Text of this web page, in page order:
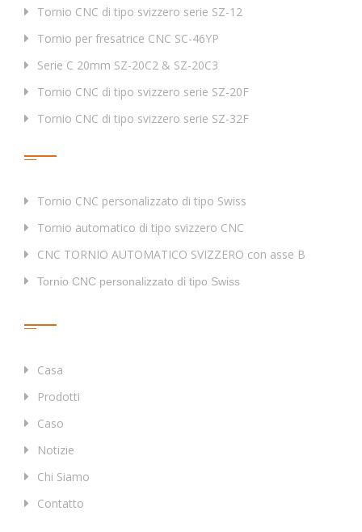
Tornio CNC di tipo svizzero serie SZ-12
Tornio per fresatrice CNC SC-46YP
Serie C 20mm SZ-20C2 & SZ-20C3
Tornio CNC di tipo svizzero serie SZ-20F
Tornio CNC di tipo svizzero serie SZ-32F
Tornio CNC personalizzato di tipo Swiss
Tornio automatico di tipo svizzero CNC
CNC TORNIO AUTOMATICO SVIZZERO con asse B
Tornio CNC personalizzato di tipo Swiss
Casa
Prodotti
Caso
Notizie
Chi Siamo
Contatto